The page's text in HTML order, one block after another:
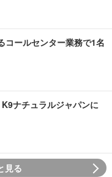
コールセンター業務で1名
ナチュラルジャパンに
見る